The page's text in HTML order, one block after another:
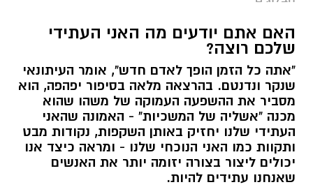
האם אתם יודעים מה האני העתידי
שלכם רוצה?
"אתה כל הזמן הופך לאדם חדש", אומר העיתונאי
שנקר ונדנטם. בהרצאה מלאה בסיפור יפהפה, הוא
מסביר את ההשפעה העמוקה של משהו שהוא
מכנה "אשליה של המשכיות" - האמונה שהאני
העתידי שלנו יחזיק באותן השקפות, נקודות מבט
ותקוות כמו האני הנוכחי שלנו - ומראה כיצד אנו
יכולים ליצור בצורה יזומה יותר את האנשים
שאנחנו עתידים להיות.